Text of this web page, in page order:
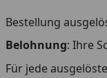
Bestellung
Belohnung: Ihre
Für jede